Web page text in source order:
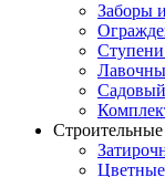
Заборы
Строительные